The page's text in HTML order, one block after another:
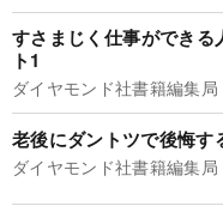
すさまじく仕事ができ
ト1
ダイヤモンド社書籍編集局
老後にダントツで後悔す
ダイヤモンド社書籍編集局